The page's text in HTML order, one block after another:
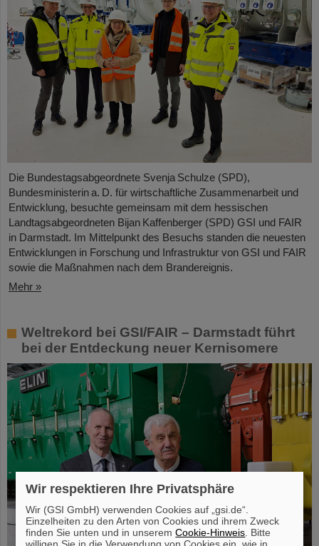
Die Bundestagsabgeordnete Svenja Schulze (SPD),
Bundesministerin a. D. für wirtschaftliche Zusammenarbeit und
Entwicklung, besuchte gemeinsam mit dem hessischen
Landtagsabgeordneten Bijan Kaffenberger (SPD) GSI und FAIR
in Darmstadt. Im Mittelpunkt des Besuchs standen die neuesten
Entwicklungen in Forschung und Infrastruktur von GSI und FAIR
sowie die Maßnahmen nach dem Brandereignis.
Mehr »
Weltrekord bei GSI/FAIR – Darmstadt führt
bei der Entdeckung neuer Kernisomere
Wir respektieren Ihre Privatsphäre
Wir (GSI GmbH) verwenden Cookies auf „gsi.de“.
Einzelheiten zu den Arten von Cookies und ihrem Zweck
finden Sie unten und in unseremCookie-Hinweis . Bitte
willigen Sie in die Verwendung von Cookies ein, wie in